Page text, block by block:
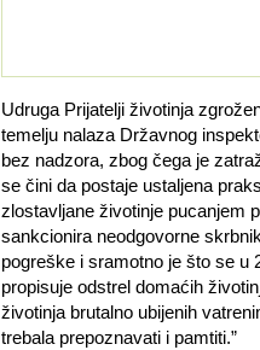
Udruga Prijatelji životinja
temelju nalaza Državnog
bez nadzora, zbog čega je
se čini da postaje ustaljena
zlostavljane životinje pucanjem
sankcionira neodgovorne
pogreške i sramotno je što se u
propisuje odstrel domaćih
životinja brutalno ubijenih
trebala prepoznavati i pamtiti.”